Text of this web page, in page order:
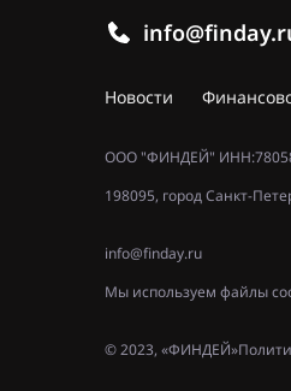
Новости
ООО "ФИНДЕЙ"
198095, город Санкт-
info@finday.ru
Мы используем файлы
© 2023, «ФИНДЕЙ»